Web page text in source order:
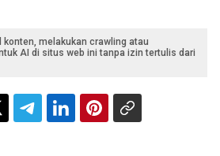
melakukan crawling atau
AI di situs web ini tanpa izin tertulis dari